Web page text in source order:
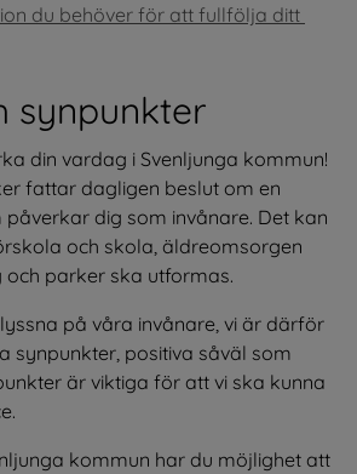
du behöver för att fullfölja ditt
synpunkter
din vardag i Svenljunga kommun!
fattar dagligen beslut om en
dig som invånare. Det kan
och skola, äldreomsorgen
och parker ska utformas.
på våra invånare, vi är därför
synpunkter, positiva såväl som
är viktiga för att vi ska kunna
kommun har du möjlighet att